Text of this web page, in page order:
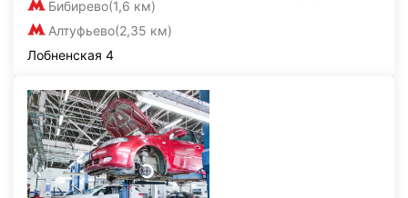
Бибирево(1,6 км)
Алтуфьево(2,35 км)
Лобненская 4